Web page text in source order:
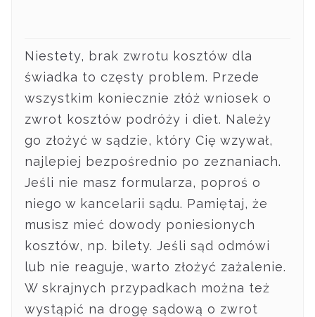
Niestety, brak zwrotu kosztów dla
świadka to częsty problem. Przede
wszystkim koniecznie złóż wniosek o
zwrot kosztów podróży i diet. Należy
go złożyć w sądzie, który Cię wzywał,
najlepiej bezpośrednio po zeznaniach.
Jeśli nie masz formularza, poproś o
niego w kancelarii sądu. Pamiętaj, że
musisz mieć dowody poniesionych
kosztów, np. bilety. Jeśli sąd odmówi
lub nie reaguje, warto złożyć zażalenie.
W skrajnych przypadkach można też
wystąpić na drogę sądową o zwrot